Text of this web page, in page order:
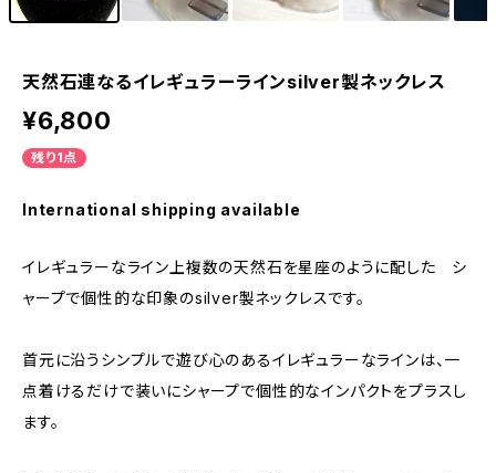
天然石連なるイレギュラーラインsilver製ネックレス
¥6,800
残り1点
International shipping available
イレギュラーなライン上複数の天然石を星座のように配した シ
ャープで個性的な印象のsilver製ネックレスです。
首元に沿うシンプルで遊び心のあるイレギュラーなラインは、一
点着けるだけで装いにシャープで個性的なインパクトをプラスし
ます。